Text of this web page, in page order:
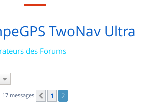
TwoNav Ultra
des Forums
17 messages Précédent
1 2